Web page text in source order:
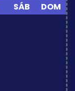
SÁB DOM